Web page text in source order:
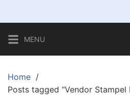
MENU
Home
Posts tagged “Vendor